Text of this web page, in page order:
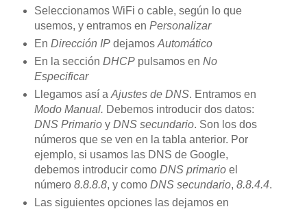
Seleccionamos WiFi o cable, según lo que
usemos, y entramos en Personalizar
En Dirección IPdejamos Automático
En la sección DHCPpulsamos en No
Especificar
Llegamos así a Ajustes de DNS. Entramos en
Modo Manual. Debemos introducir dos datos:
DNS PrimarioyDNS secundario. Son los dos
números que se ven en la tabla anterior. Por
ejemplo, si usamos las DNS de Google,
debemos introducir como DNS primarioel
número 8.8.8.8, y como DNS secundario, 8.8.4.4.
Las siguientes opciones las dejamos en